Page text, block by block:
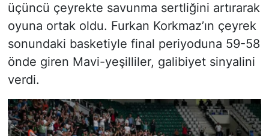
üçüncü çeyrekte savunma sertliğini artırarak
oyuna ortak oldu. Furkan Korkmaz’ın çeyrek
sonundaki basketiyle final periyoduna 59-58
önde giren Mavi-yeşilliler, galibiyet sinyalini
verdi.